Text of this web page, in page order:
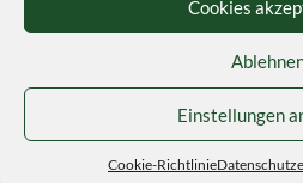
Cookies
Einstellungen
Cookie-Richtlinie